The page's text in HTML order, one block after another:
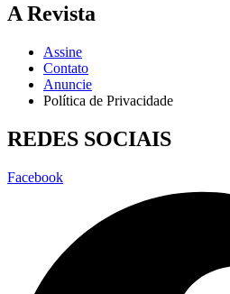
A Revista
Assine
Contato
Anuncie
Política de Privacidade
REDES SOCIAIS
Facebook